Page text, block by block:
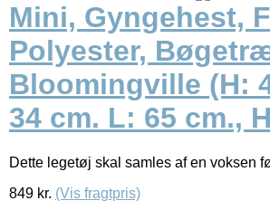
Mini, Gyngehest,
Polyester,
Bloomingville (H:
34 cm. L: 65 cm.,
Dette legetøj skal samles af en voksen
849 kr. (Vis fragtpris)